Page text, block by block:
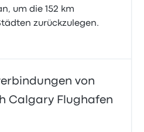
um die 152 km
zurückzulegen.
von
Calgary Flughafen